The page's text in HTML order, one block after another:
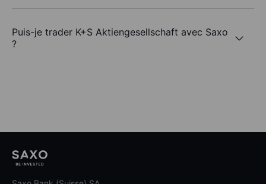
Puis-je trader K+S Aktiengesellschaft avec Saxo
?